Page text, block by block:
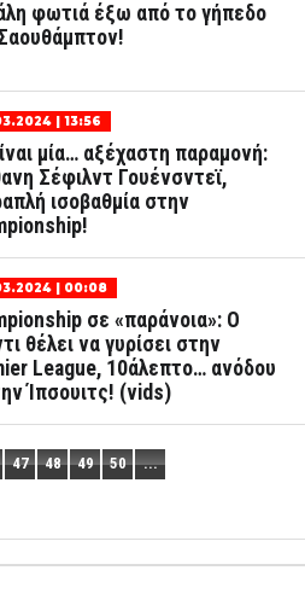
φωτιά έξω από το γήπεδο
| 13:56
μία… αξέχαστη παραμονή:
Σέφιλντ Γουένσντεϊ,
ισοβαθμία στην
| 00:08
σε «παράνοια»: Ο
θέλει να γυρίσει στην
League, 10άλεπτο… ανόδου
Ίπσουιτς! (vids)
47 48 49 50 ...